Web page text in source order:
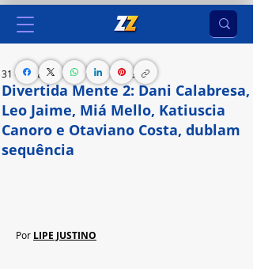
Divertida Mente 2: Dani Calabresa,
Leo Jaime, Miá Mello, Katiuscia
Canoro e Otaviano Costa, dublam
sequência
31 de mai. de 2024 2 min de leitura
Por LIPE JUSTINO